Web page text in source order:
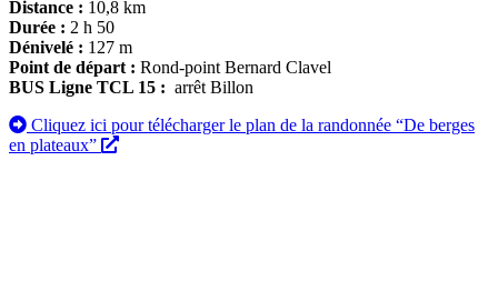
Distance : 10,8 km
Durée : 2 h 50
Dénivelé : 127 m
Point de départ : Rond-point Bernard Clavel
BUS Ligne TCL 15 : arrêt Billon
Cliquez ici pour télécharger le plan de la randonnée “De berges
en plateaux”